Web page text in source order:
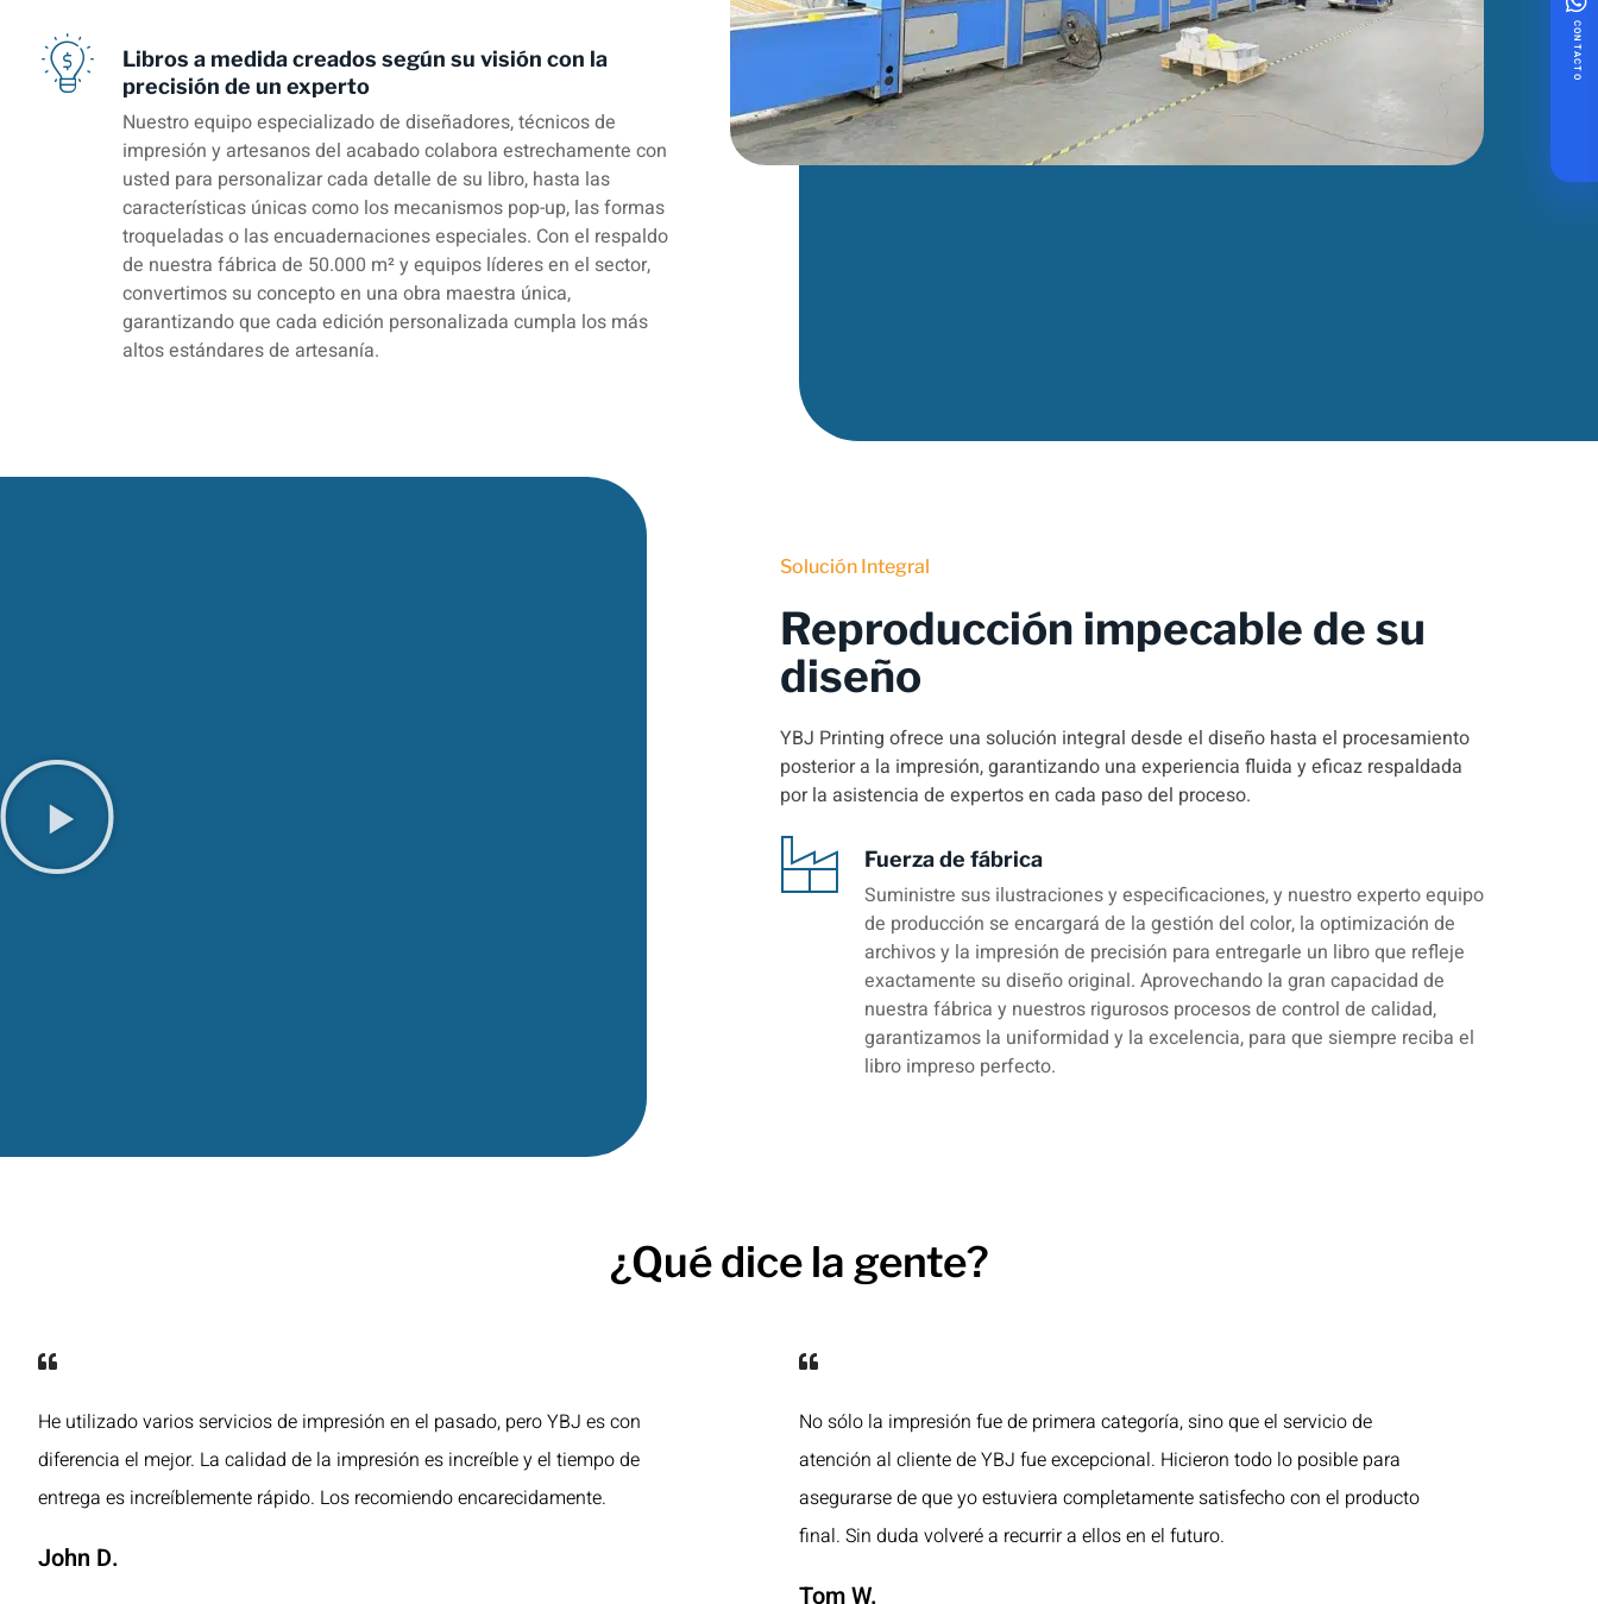
Libros a medida creados según su visión con la
precisión de un experto
Nuestro equipo especializado de diseñadores, técnicos de
impresión y artesanos del acabado colabora estrechamente con
usted para personalizar cada detalle de su libro, hasta las
características únicas como los mecanismos pop-up, las formas
troqueladas o las encuadernaciones especiales. Con el respaldo
de nuestra fábrica de 50.000 m² y equipos líderes en el sector,
convertimos su concepto en una obra maestra única,
garantizando que cada edición personalizada cumpla los más
altos estándares de artesanía.
Solución Integral
Reproducción impecable de su
diseño
YBJ Printing ofrece una solución integral desde el diseño hasta el procesamiento
posterior a la impresión, garantizando una experiencia fluida y eficaz respaldada
por la asistencia de expertos en cada paso del proceso.
Fuerza de fábrica
Suministre sus ilustraciones y especificaciones, y nuestro experto equipo
de producción se encargará de la gestión del color, la optimización de
archivos y la impresión de precisión para entregarle un libro que refleje
exactamente su diseño original. Aprovechando la gran capacidad de
nuestra fábrica y nuestros rigurosos procesos de control de calidad,
garantizamos la uniformidad y la excelencia, para que siempre reciba el
libro impreso perfecto.
¿Qué dice la gente?
He utilizado varios servicios de impresión en el pasado, pero YBJ es con
diferencia el mejor. La calidad de la impresión es increíble y el tiempo de
entrega es increíblemente rápido. Los recomiendo encarecidamente.
John D.
No sólo la impresión fue de primera categoría, sino que el servicio de
atención al cliente de YBJ fue excepcional. Hicieron todo lo posible para
asegurarse de que yo estuviera completamente satisfecho con el producto
final. Sin duda volveré a recurrir a ellos en el futuro.
Tom W.
CONTACTO